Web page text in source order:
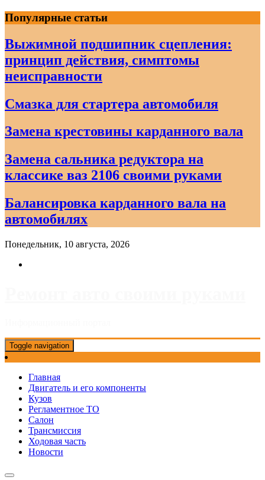
Skip
to
content
Популярные статьи
Выжимной подшипник сцепления:
принцип действия, симптомы
неисправности
Смазка для стартера автомобиля
Замена крестовины карданного вала
Замена сальника редуктора на
классике ваз 2106 своими руками
Балансировка карданного вала на
автомобилях
Понедельник, 10 августа, 2026
Toggle navigation
Главная
Двигатель и его компоненты
Кузов
Регламентное ТО
Салон
Трансмиссия
Ходовая часть
Новости